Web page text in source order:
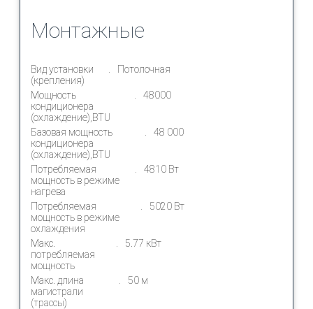
Монтажные
Вид установки
(крепления)
Потолочная
Мощность
кондиционера
(охлаждение),BTU
48000
Базовая мощность
кондиционера
(охлаждение),BTU
48 000
Потребляемая
мощность в режиме
нагрева
4810 Вт
Потребляемая
мощность в режиме
охлаждения
5020 Вт
Макс.
потребляемая
мощность
5.77 кВт
Макс. длина
магистрали
(трассы)
50 м